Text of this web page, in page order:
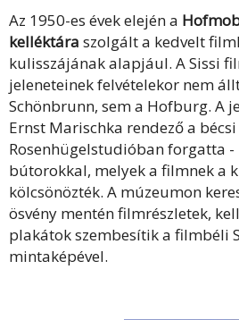
Az 1950-es évek elején a
kelléktára szolgált a kedvelt
kulisszájának alapjául. A Sissi
jeleneteinek felvételekor nem
Schönbrunn, sem a Hofburg. A
Ernst Marischka rendező a bécsi
Rosenhügelstudióban forgatta -
bútorokkal, melyek a filmnek a
kölcsönözték. A múzeumon
ösvény mentén filmrészletek,
plakátok szembesítik a filmbéli
mintaképével.